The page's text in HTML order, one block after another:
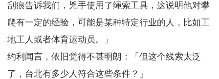
刮痕告诉我们，兇手使用了绳索工具，这说明他对攀
爬有一定的经验，可能是某种特定行业的人，比如工
地工人或者体育运动员。」
约利闻言，依旧觉得不甚明朗：「但这个线索太泛
了，台北有多少人符合这些条件？」